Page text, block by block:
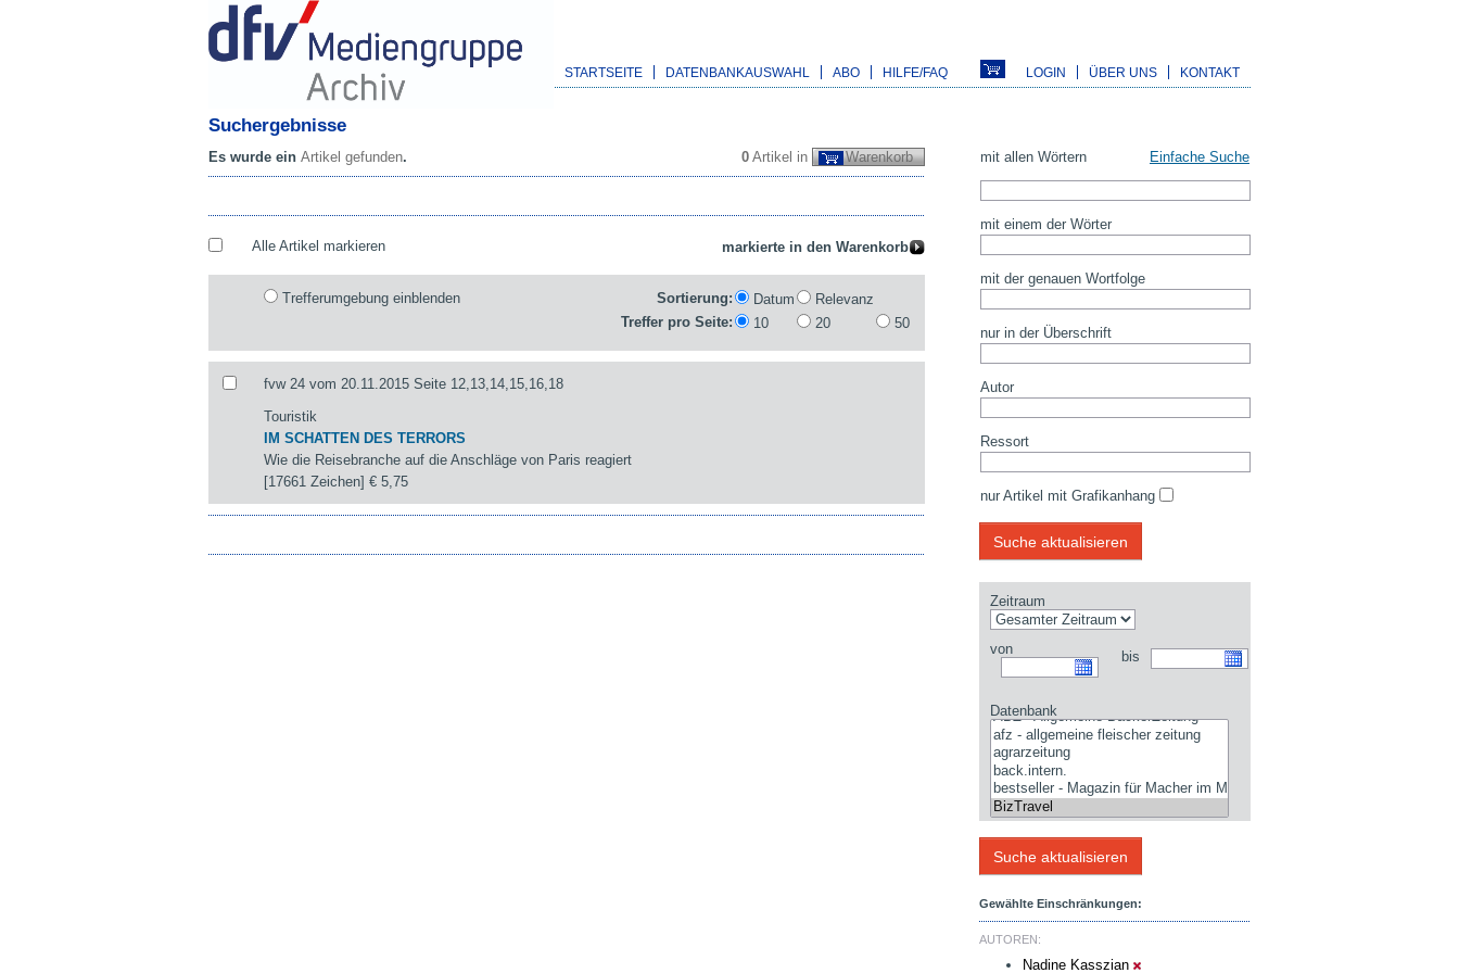
STARTSEITE DATENBANKAUSWAHL ABO HILFE/FAQ LOGIN ÜBER UNS KONTAKT
Suchergebnisse
0 Artikel in Warenkorb
Es wurde ein Artikel gefunden.
Alle Artikel markieren
Trefferumgebung einblenden Sortierung: Datum
Relevanz
Treffer pro Seite:
10 20 50
fvw 24 vom 20.11.2015 Seite 12,13,14,15,16,18
Touristik
IM SCHATTEN DES TERRORS
Wie die Reisebranche auf die Anschläge von Paris reagiert
[17661 Zeichen]€ 5,75
mit allen Wörtern Einfache Suche
mit einem der Wörter
mit der genauen Wortfolge
nur in der Überschrift
Autor
Ressort
nur Artikel mit Grafikanhang
Zeitraum
von bis
Datenbank
Gewählte Einschränkungen:
AUTOREN:
Nadine Kasszian